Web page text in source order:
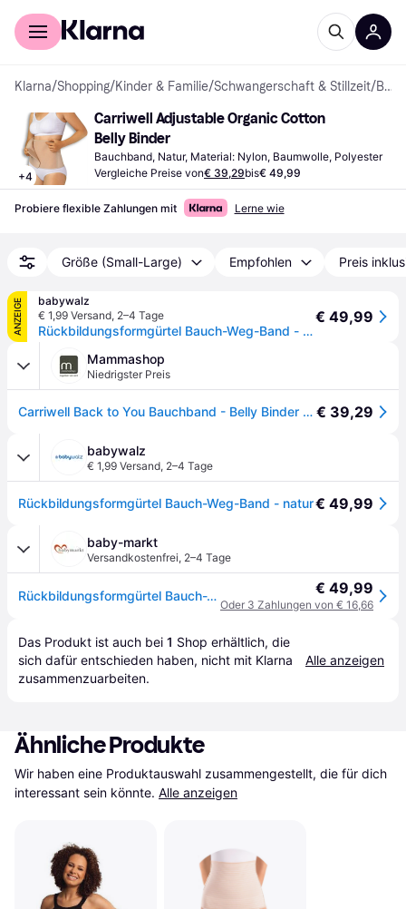
Für Shopper
Klarna/Shopping/Kinder & Familie/Schwangerschaft & Stillzeit/ Bauchbänder
+4
Carriwell Adjustable Organic Cotton
Belly Binder
Bauchband, Natur, Material: Nylon, Baumwolle, Polyester
Vergleiche Preise von€ 39,29bis€ 49,99
Probiere flexible Zahlungen mit Lerne wie
Größe (Small-Large) Empfohlen Preis
ANZEIGE
babywalz
€ 1,99 Versand, 2–4 Tage
Rückbildungsformgürtel Bauch-Weg-Band - natur
€ 49,99
Mammashop
Niedrigster Preis
Carriwell Back to You Bauchband - Belly Binder - honig L/XL € 39,29
babywalz
€ 1,99 Versand, 2–4 Tage
Rückbildungsformgürtel Bauch-Weg-Band - natur€ 49,99
baby-markt
Versandkostenfrei, 2–4 Tage
Rückbildungsformgürtel Bauch-Weg-Band - natur € 49,99
Oder 3 Zahlungen von € 16,66
Das Produkt ist auch bei 1 Shop erhältlich, die
sich dafür entschieden haben, nicht mit Klarna
zusammenzuarbeiten.
Alle anzeigen
Ähnliche Produkte
Wir haben eine Produktauswahl zusammengestellt, die für dich
interessant sein könnte. Alle anzeigen